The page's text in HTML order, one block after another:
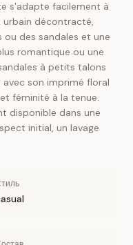
s'adapte facilement à
urbain décontracté,
des sandales et une
romantique ou une
à petits talons
avec son imprimé floral
féminité à la tenue.
disponible dans une
initial, un lavage